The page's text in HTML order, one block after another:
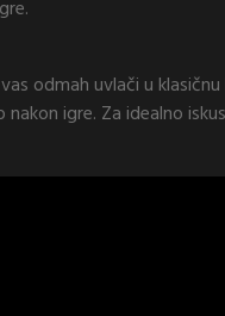
odmah uvlači u
igre. Za idealno